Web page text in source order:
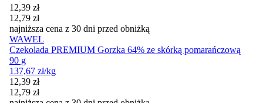
Cena promocyjna
12,39 zł
12,79 zł
najniższa cena z 30 dni przed obniżką
WAWEL
Czekolada PREMIUM Gorzka 64% ze skórką pomarańczową
90 g
137,67 zł/kg
Cena promocyjna
12,39 zł
12,79 zł